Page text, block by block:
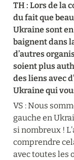
TH : Lors de la
du fait que
Ukraine sont
baignent dans
d’autres
soient plus
des liens avec
Ukraine qui
VS : Nous
gauche en
si nombreux !
comprendre
avec toutes les